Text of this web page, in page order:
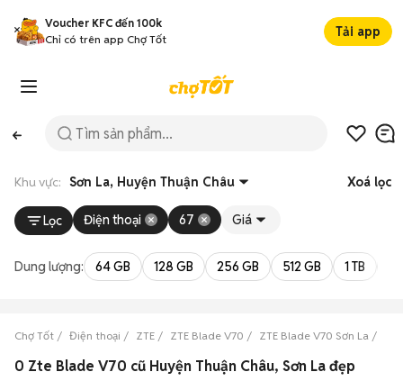
Voucher KFC đến 100k
Chỉ có trên app Chợ Tốt
Tải app
Khu vực: Sơn La, Huyện Thuận Châu Xoá lọc
Lọc Điện thoại 67 Giá
Dung lượng: 64 GB 128 GB 256 GB 512 GB 1 TB
Chợ Tốt Điện thoại ZTE ZTE Blade V70 ZTE Blade V70 Sơn La
0 Zte Blade V70 cũ Huyện Thuận Châu, Sơn La đẹp